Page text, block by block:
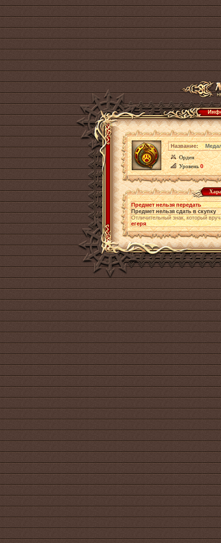
Название:
Орден
Уровень0
Предмет нельзя передать
Предмет нельзя сдать в скупку
Отличительный знак, который
егеря.